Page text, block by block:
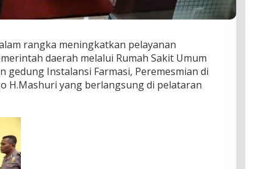
rangka meningkatkan pelayanan
daerah melalui Rumah Sakit Umum
gedung Instalansi Farmasi, Peremesmian di
H.Mashuri yang berlangsung di pelataran